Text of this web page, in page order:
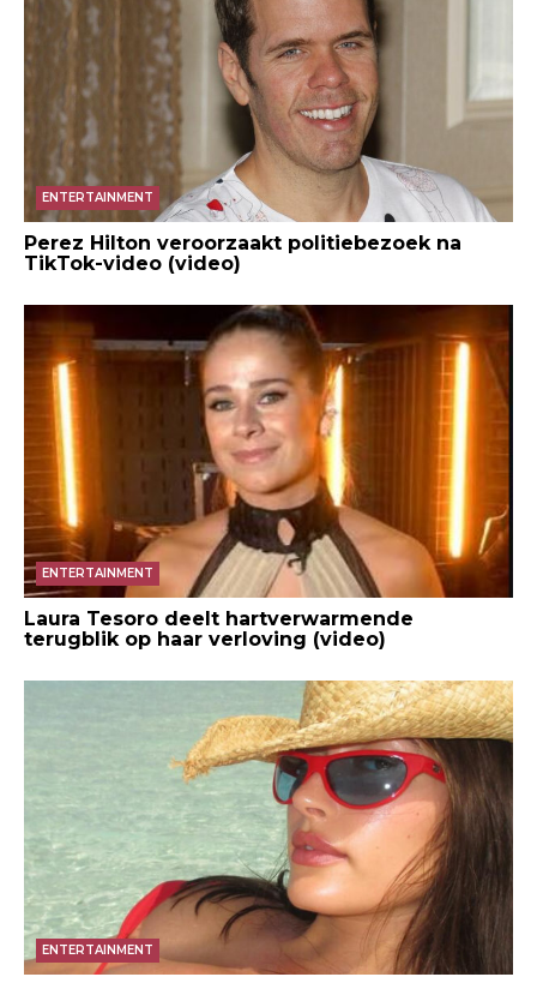
ENTERTAINMENT
Perez Hilton veroorzaakt politiebezoek na
TikTok-video (video)
ENTERTAINMENT
Laura Tesoro deelt hartverwarmende
terugblik op haar verloving (video)
ENTERTAINMENT